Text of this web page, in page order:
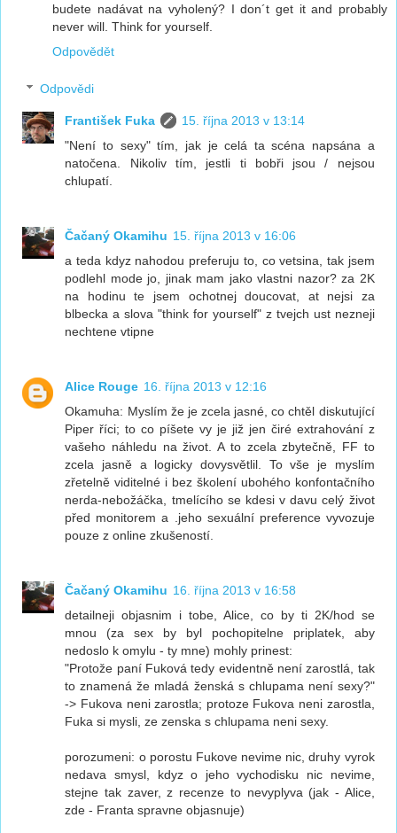
budete nadávat na vyholený? I don´t get it and probably
never will. Think for yourself.
Odpovědět
Odpovědi
František Fuka
15. října 2013 v 13:14
"Není to sexy" tím, jak je celá ta scéna napsána a
natočena. Nikoliv tím, jestli ti bobři jsou / nejsou
chlupatí.
Čačaný Okamihu 15. října 2013 v 16:06
a teda kdyz nahodou preferuju to, co vetsina, tak jsem
podlehl mode jo, jinak mam jako vlastni nazor? za 2K
na hodinu te jsem ochotnej doucovat, at nejsi za
blbecka a slova "think for yourself" z tvejch ust nezneji
nechtene vtipne
Alice Rouge 16. října 2013 v 12:16
Okamuha: Myslím že je zcela jasné, co chtěl diskutující
Piper říci; to co píšete vy je již jen čiré extrahování z
vašeho náhledu na život. A to zcela zbytečně, FF to
zcela jasně a logicky dovysvětlil. To vše je myslím
zřetelně viditelné i bez školení ubohého konfontačního
nerda-nebožáčka, tmelícího se kdesi v davu celý život
před monitorem a .jeho sexuální preference vyvozuje
pouze z online zkušeností.
Čačaný Okamihu 16. října 2013 v 16:58
detailneji objasnim i tobe, Alice, co by ti 2K/hod se
mnou (za sex by byl pochopitelne priplatek, aby
nedoslo k omylu - ty mne) mohly prinest:
"Protože paní Fuková tedy evidentně není zarostlá, tak
to znamená že mladá ženská s chlupama není sexy?"
-> Fukova neni zarostla; protoze Fukova neni zarostla,
Fuka si mysli, ze zenska s chlupama neni sexy.
porozumeni: o porostu Fukove nevime nic, druhy vyrok
nedava smysl, kdyz o jeho vychodisku nic nevime,
stejne tak zaver, z recenze to nevyplyva (jak - Alice,
zde - Franta spravne objasnuje)